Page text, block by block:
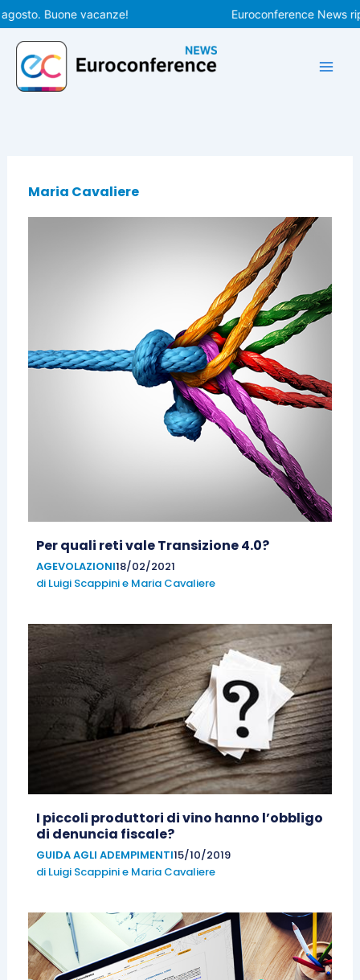
Vai
al
contenuto
Buone vacanze! Euroconference News
Maria Cavaliere
Per quali reti vale Transizione 4.0?
AGEVOLAZIONI18/02/2021
di Luigi Scappinie Maria Cavaliere
I piccoli produttori di vino hanno l’obbligo
di denuncia fiscale?
GUIDA AGLI ADEMPIMENTI15/10/2019
di Luigi Scappinie Maria Cavaliere